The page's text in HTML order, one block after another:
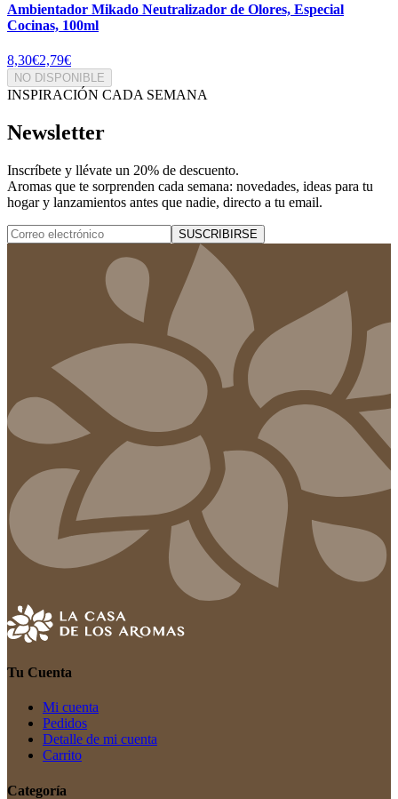
Ambientador Mikado Neutralizador de Olores, Especial
Cocinas, 100ml
8,30€2,79€
NO DISPONIBLE
INSPIRACIÓN CADA SEMANA
Newsletter
Inscríbete y llévate un 20% de descuento.
Aromas que te sorprenden cada semana: novedades, ideas para tu
hogar y lanzamientos antes que nadie, directo a tu email.
SUSCRIBIRSE
Tu Cuenta
Mi cuenta
Pedidos
Detalle de mi cuenta
Carrito
Categoría